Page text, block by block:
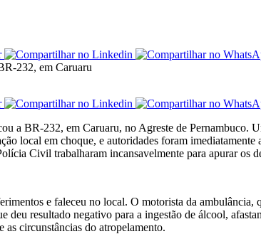
a BR-232, em Caruaru, no Agreste de
local em choque, e autoridades foram
Civil trabalharam incansavelmente para apurar os
e faleceu no local. O motorista da
deu resultado negativo para a ingestão de álcool,
as circunstâncias do atropelamento.